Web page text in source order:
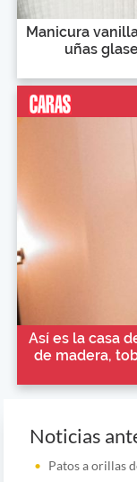
Manicura
uñas
Así es la casa
de madera,
Noticias
Patos a orillas